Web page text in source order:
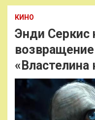
КИНО
Энди Серкис
«Властелина